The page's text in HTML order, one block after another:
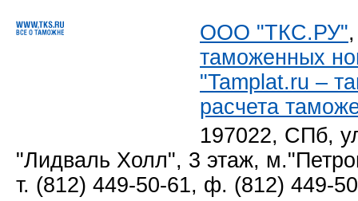
ООО "ТКС.РУ"
таможенных
"Tamplat.ru –
расчета
197022, СПб,
"Лидваль Холл", 3 этаж,
т. (812) 449-50-61, ф. (812) 449-